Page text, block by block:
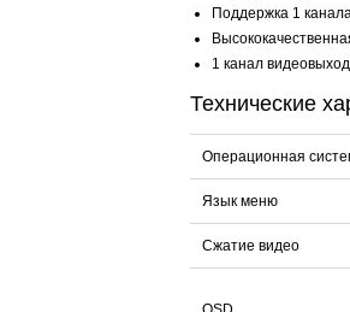
Поддержка 1
1 канал
Технические
Операционная
Язык меню
Сжатие видео